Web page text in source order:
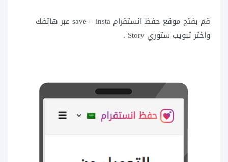
قم بفتح موقع حفظ انستقرام save – insta عبر هاتفك
واختر تبويب ستوري Story .